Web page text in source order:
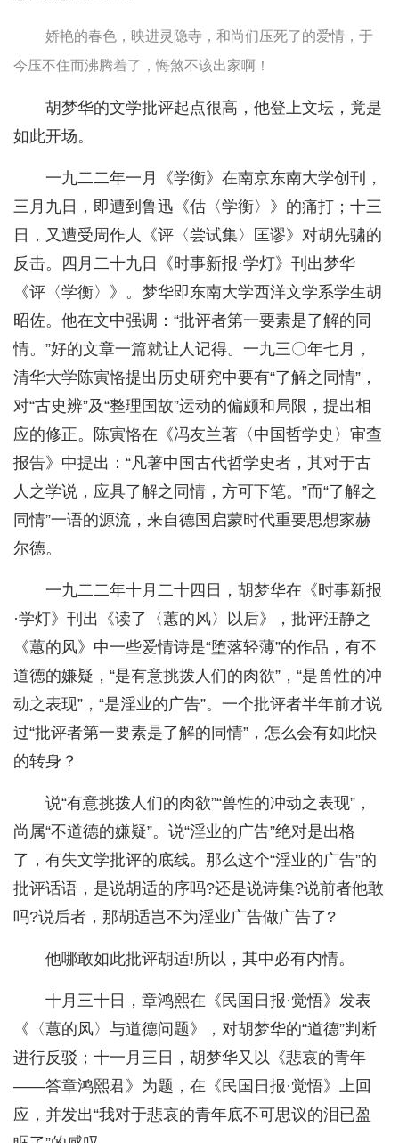
娇艳的春色，映进灵隐寺，和尚们压死了的爱情，于
今压不住而沸腾着了，悔煞不该出家啊！
胡梦华的文学批评起点很高，他登上文坛，竟是
如此开场。
一九二二年一月《学衡》在南京东南大学创刊，
三月九日，即遭到鲁迅《估〈学衡〉》的痛打；十三
日，又遭受周作人《评〈尝试集〉匡谬》对胡先骕的
反击。四月二十九日《时事新报·学灯》刊出梦华
《评〈学衡〉》。梦华即东南大学西洋文学系学生胡
昭佐。他在文中强调：“批评者第一要素是了解的同
情。”好的文章一篇就让人记得。一九三〇年七月，
清华大学陈寅恪提出历史研究中要有“了解之同情”，
对“古史辨”及“整理国故”运动的偏颇和局限，提出相
应的修正。陈寅恪在《冯友兰著〈中国哲学史〉审查
报告》中提出：“凡著中国古代哲学史者，其对于古
人之学说，应具了解之同情，方可下笔。”而“了解之
同情”一语的源流，来自德国启蒙时代重要思想家赫
尔德。
一九二二年十月二十四日，胡梦华在《时事新报
·学灯》刊出《读了〈蕙的风〉以后》，批评汪静之
《蕙的风》中一些爱情诗是“堕落轻薄”的作品，有不
道德的嫌疑，“是有意挑拨人们的肉欲”，“是兽性的冲
动之表现”，“是淫业的广告”。一个批评者半年前才说
过“批评者第一要素是了解的同情”，怎么会有如此快
的转身？
说“有意挑拨人们的肉欲”“兽性的冲动之表现”，
尚属“不道德的嫌疑”。说“淫业的广告”绝对是出格
了，有失文学批评的底线。那么这个“淫业的广告”的
批评话语，是说胡适的序吗?还是说诗集?说前者他敢
吗?说后者，那胡适岂不为淫业广告做广告了?
他哪敢如此批评胡适!所以，其中必有内情。
十月三十日，章鸿熙在《民国日报·觉悟》发表
《〈蕙的风〉与道德问题》，对胡梦华的“道德”判断
进行反驳；十一月三日，胡梦华又以《悲哀的青年
——答章鸿熙君》为题，在《民国日报·觉悟》上回
应，并发出“我对于悲哀的青年底不可思议的泪已盈